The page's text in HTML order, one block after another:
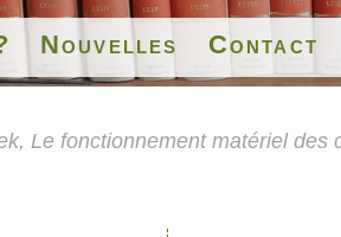
Nouvelles Contact
Le fonctionnement matériel des